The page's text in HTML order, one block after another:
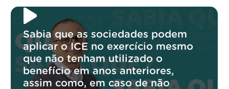
Sabia que as sociedades podem
aplicar o ICE no exercício mesmo
que não tenham utilizado o
benefício em anos anteriores,
assim como, em caso de não